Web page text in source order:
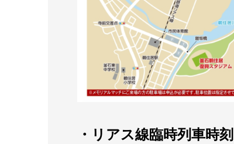
・リアス線臨時列車時刻